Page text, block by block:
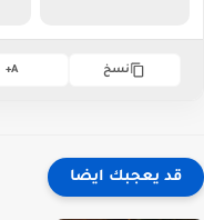
نسخ A+
قد يعجبك ايضا